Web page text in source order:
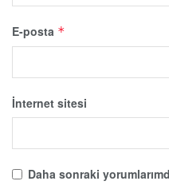
E-posta *
İnternet sitesi
Daha sonraki